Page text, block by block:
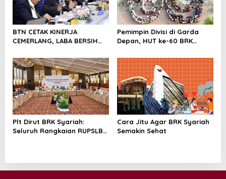
BTN CETAK KINERJA
CEMERLANG, LABA BERSIH
40,8% DAN NPL TURUN JADI
2,99%
Pemimpin Divisi di Garda
Depan, HUT ke-60 BRK
Khidmat, Penuh Haru dan
Kebanggaan
Plt Dirut BRK Syariah:
Seluruh Rangkaian RUPSLB
Cara Jitu Agar BRK Syariah
Semakin Sehat